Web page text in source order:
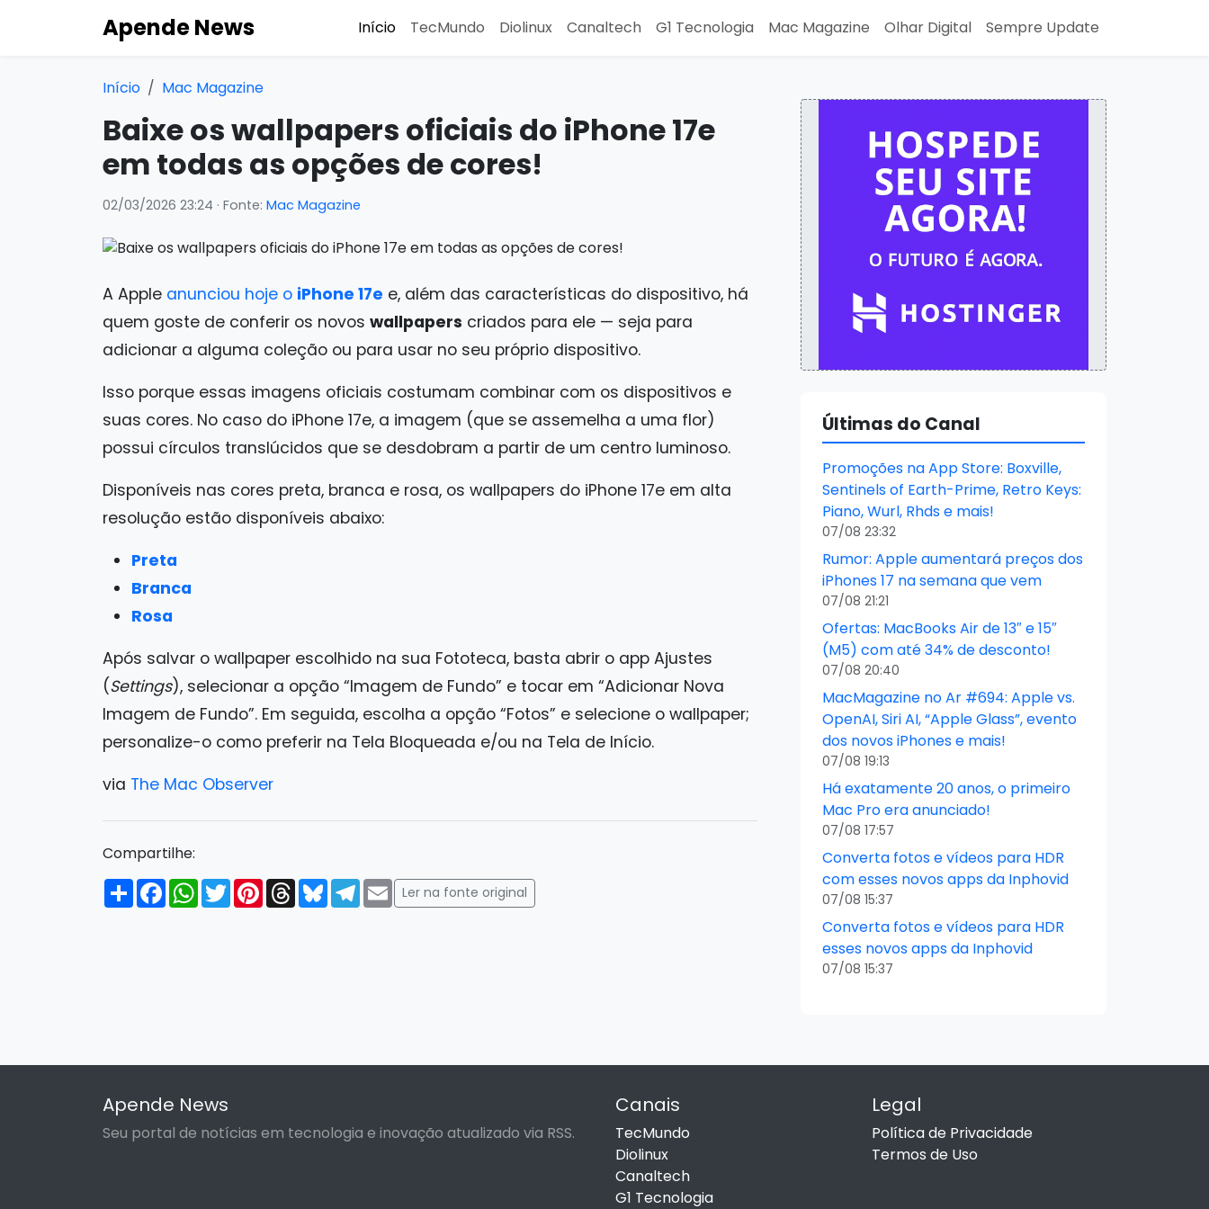
Apende News Início TecMundo Diolinux Canaltech G1 Tecnologia Mac Magazine Olhar Digital Sempre Update
Início Mac Magazine
Baixe os wallpapers oficiais do iPhone 17e
em todas as opções de cores!
02/03/2026 23:24 · Fonte: Mac Magazine
A Apple anunciou hoje o iPhone 17e e, além das características do dispositivo, há
quem goste de conferir os novos wallpapers criados para ele — seja para
adicionar a alguma coleção ou para usar no seu próprio dispositivo.
Isso porque essas imagens oficiais costumam combinar com os dispositivos e
suas cores. No caso do iPhone 17e, a imagem (que se assemelha a uma flor)
possui círculos translúcidos que se desdobram a partir de um centro luminoso.
Disponíveis nas cores preta, branca e rosa, os wallpapers do iPhone 17e em alta
resolução estão disponíveis abaixo:
Preta
Branca
Rosa
Após salvar o wallpaper escolhido na sua Fototeca, basta abrir o app Ajustes
(Settings), selecionar a opção “Imagem de Fundo” e tocar em “Adicionar Nova
Imagem de Fundo”. Em seguida, escolha a opção “Fotos” e selecione o wallpaper;
personalize-o como preferir na Tela Bloqueada e/ou na Tela de Início.
via The Mac Observer
Compartilhe:
Compartilhar
FacebookWhatsApp
TwitterPinterestThreadsBlueskyTelegram
Email
Ler na fonte original
Últimas do Canal
Promoções na App Store: Boxville,
Sentinels of Earth-Prime, Retro Keys:
Piano, Wurl, Rhds e mais!
07/08 23:32
Rumor: Apple aumentará preços dos
iPhones 17 na semana que vem
07/08 21:21
Ofertas: MacBooks Air de 13″ e 15″
(M5) com até 34% de desconto!
07/08 20:40
MacMagazine no Ar #694: Apple vs.
OpenAI, Siri AI, “Apple Glass”, evento
dos novos iPhones e mais!
07/08 19:13
Há exatamente 20 anos, o primeiro
Mac Pro era anunciado!
07/08 17:57
Converta fotos e vídeos para HDR
com esses novos apps da Inphovid
07/08 15:37
Converta fotos e vídeos para HDR
esses novos apps da Inphovid
07/08 15:37
Apende News
Seu portal de notícias em tecnologia e inovação atualizado via RSS.
Canais
TecMundo
Diolinux
Canaltech
G1 Tecnologia
Legal
Política de Privacidade
Termos de Uso